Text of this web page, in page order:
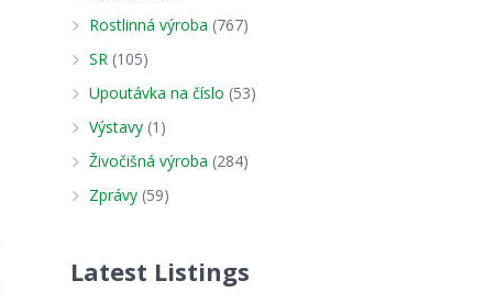
Rostlinná výroba (767)
SR(105)
Upoutávka na číslo (53)
Výstavy(1)
Živočišná výroba (284)
Zprávy(59)
Latest Listings